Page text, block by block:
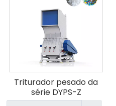
Triturador pesado da
série DYPS-Z